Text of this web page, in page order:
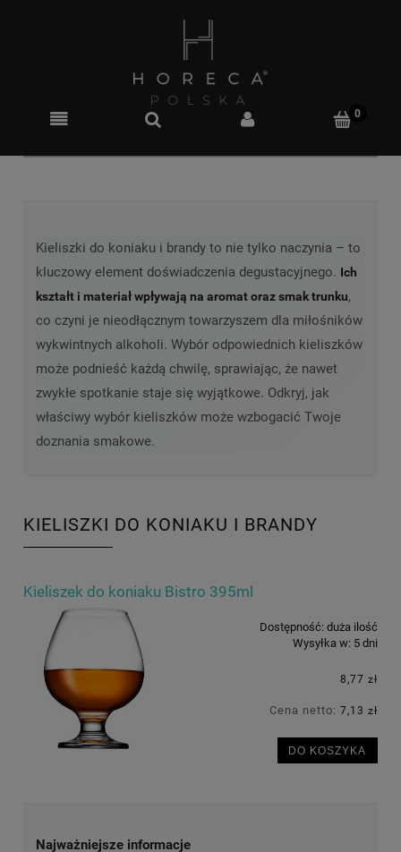
Kieliszki do koniaku i brandy to nie tylko naczynia – to
kluczowy element doświadczenia degustacyjnego. Ich
kształt i materiał wpływają na aromat oraz smak trunku,
co czyni je nieodłącznym towarzyszem dla miłośników
wykwintnych alkoholi. Wybór odpowiednich kieliszków
może podnieść każdą chwilę, sprawiając, że nawet
zwykłe spotkanie staje się wyjątkowe. Odkryj, jak
właściwy wybór kieliszków może wzbogacić Twoje
doznania smakowe.
KIELISZKI DO KONIAKU I BRANDY
Kieliszek do koniaku Bistro 395ml
Dostępność: duża ilość
Wysyłka w: 5 dni
8,77 zł
Cena netto: 7,13 zł
DO KOSZYKA
Najważniejsze informacje